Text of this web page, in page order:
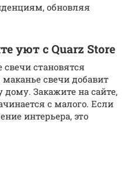
обновляя
уют с Quarz Store
свечи становятся
свечи добавит
Закажите на сайте,
с малого. Если
интерьера, это